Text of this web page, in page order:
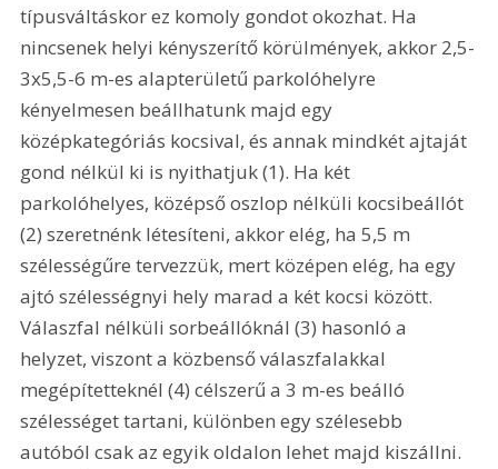
típusváltáskor ez komoly gondot okozhat. Ha
nincsenek helyi kényszerítő körülmények, akkor 2,5-
3x5,5-6 m-es alapterületű parkolóhelyre
kényelmesen beállhatunk majd egy
középkategóriás kocsival, és annak mindkét ajtaját
gond nélkül ki is nyithatjuk (1). Ha két
parkolóhelyes, középső oszlop nélküli kocsibeállót
(2) szeretnénk létesíteni, akkor elég, ha 5,5 m
szélességűre tervezzük, mert középen elég, ha egy
ajtó szélességnyi hely marad a két kocsi között.
Válaszfal nélküli sorbeállóknál (3) hasonló a
helyzet, viszont a közbenső válaszfalakkal
megépítetteknél (4) célszerű a 3 m-es beálló
szélességet tartani, különben egy szélesebb
autóból csak az egyik oldalon lehet majd kiszállni.